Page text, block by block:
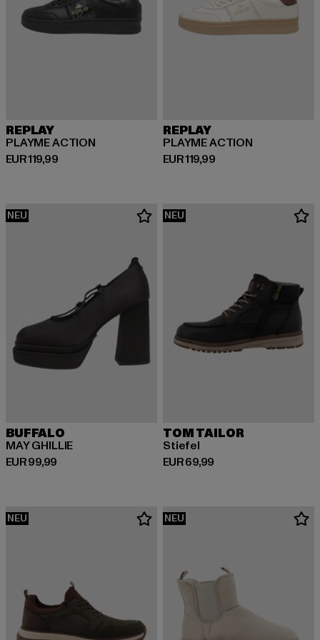
REPLAY
PLAYME ACTION
EUR 119,99
Derzeitiger Preis: EUR 119,99
REPLAY
PLAYME ACTION
EUR 119,99
Derzeitiger Preis: EUR 119,99
NEU
BUFFALO
MAY GHILLIE
EUR 99,99
Derzeitiger Preis: EUR 99,99
NEU
TOM TAILOR
Stiefel
EUR 69,99
Derzeitiger Preis: EUR 69,99
NEU NEU